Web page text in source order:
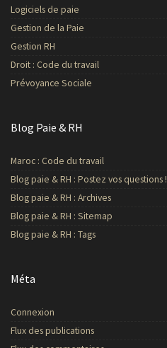
Logiciels de paie
Gestion de la Paie
Gestion RH
Droit : Code du travail
Prévoyance Sociale
Blog Paie & RH
Maroc : Code du travail
Blog paie & RH : Postez vos questions !
Blog paie & RH : Archives
Blog paie & RH : Sitemap
Blog paie & RH : Tags
Méta
Connexion
Flux des publications